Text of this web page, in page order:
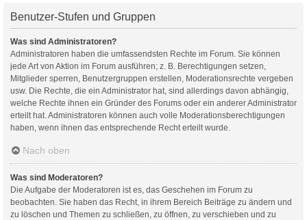
Benutzer-Stufen und Gruppen
Was sind Administratoren?
Administratoren haben die umfassendsten Rechte im Forum. Sie können
jede Art von Aktion im Forum ausführen; z. B. Berechtigungen setzen,
Mitglieder sperren, Benutzergruppen erstellen, Moderationsrechte vergeben
usw. Die Rechte, die ein Administrator hat, sind allerdings davon abhängig,
welche Rechte ihnen ein Gründer des Forums oder ein anderer Administrator
erteilt hat. Administratoren können auch volle Moderationsberechtigungen
haben, wenn ihnen das entsprechende Recht erteilt wurde.
Nach oben
Was sind Moderatoren?
Die Aufgabe der Moderatoren ist es, das Geschehen im Forum zu
beobachten. Sie haben das Recht, in ihrem Bereich Beiträge zu ändern und
zu löschen und Themen zu schließen, zu öffnen, zu verschieben und zu